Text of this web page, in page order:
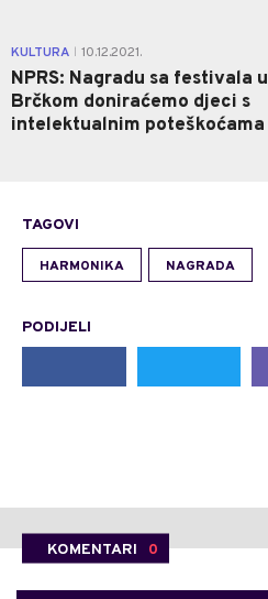
KULTURA 10.12.2021.
NPRS: Nagradu sa festivala u
Brčkom doniraćemo djeci s
intelektualnim poteškoćama
TAGOVI
HARMONIKA NAGRADA
PODIJELI
KOMENTARI 0